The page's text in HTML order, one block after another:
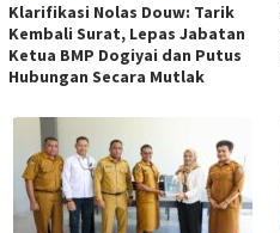
Klarifikasi Nolas Douw: Tarik
Kembali Surat, Lepas Jabatan
Ketua BMP Dogiyai dan Putus
Hubungan Secara Mutlak